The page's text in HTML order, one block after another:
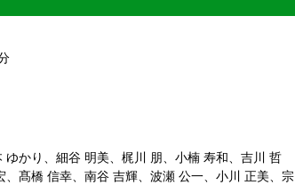
かり、細谷 明美、梶川 朋、小楠 寿和、吉川 哲
髙橋 信幸、南谷 吉輝、波瀬 公一、小川 正美、宗